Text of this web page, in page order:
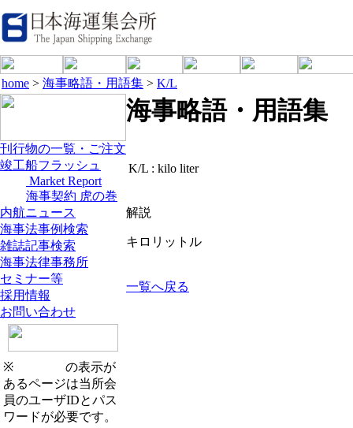
home > 海事略語・用語集 > K/L
刊行物の一覧・ご注文
竣工船フラッシュ
Market Report
海事契約 虎の巻
内航ニュース
海事法事例検索
雑誌記事検索
海事法律事務所
セミナー等
採用情報
お問い合わせ
※
の表示が
あるページは当所会
員のユーザIDとパス
ワードが必要です。
海事略語・用語集
K/L : kilo liter
解説
キロリットル
一覧へ戻る